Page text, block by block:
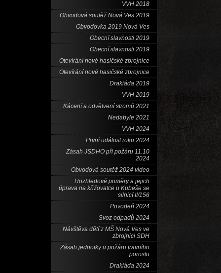
VVH 2018
Obvodová soutěž Nová Ves 2019
Obvodovka 2019 Nová Ves
Obecní slavnosti 2019
Obecní slavnosti 2019
Otevírání nové hasičské zbrojnice
Otevírání nové hasičské zbrojnice
Drakiáda 2019
VVH 2019
Kácení a odvětvení stromů 2021
Nedabyle 2021
VVH 2024
První událost roku 2024
Zásah JSDHO při požáru 11.10
2024
Obvodová soutěž 2024 video
Rozhledové poměry a jejich
úprava na křižovatce u Kubeše se
silnicí II/156
Povodeň 2024
Svoz odpadů 2024
Návštěva dětí z MŠ Nová Ves ve
zbrojnici SDH
Zásah jednotky u požáru travního
porostu
Drakiáda 2024